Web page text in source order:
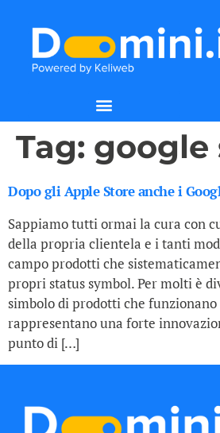
Tag: google
Dopo gli Apple Store anche i
Sappiamo tutti ormai la cura con
della propria clientela e i tanti
campo prodotti che
propri status symbol. Per molti è
simbolo di prodotti che funzionano
rappresentano una forte
punto di […]